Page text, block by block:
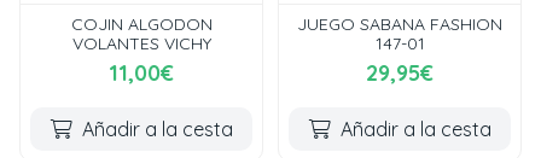
COJIN ALGODON
VOLANTES VICHY
11,00€
Añadir a la cesta
JUEGO SABANA FASHION
147-01
29,95€
Añadir a la cesta